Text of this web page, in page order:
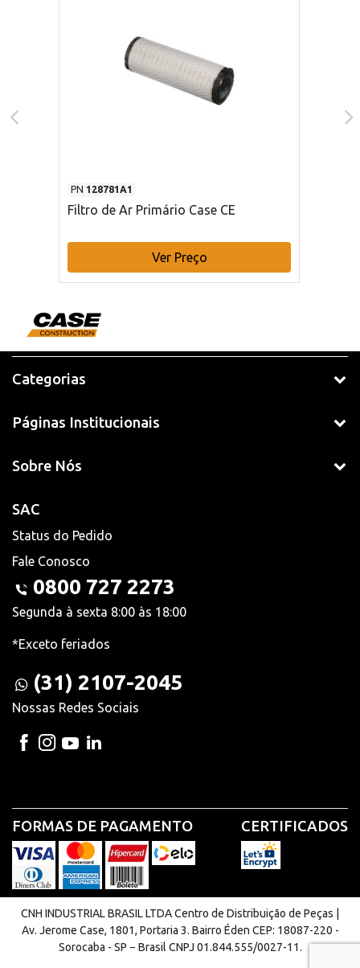
PN 128781A1
Filtro de Ar Primário Case CE
Ver Preço
Categorias
Páginas Institucionais
Sobre Nós
SAC
Status do Pedido
Fale Conosco
0800 727 2273
Segunda à sexta 8:00 às 18:00
*Exceto feriados
(31) 2107-2045
Nossas Redes Sociais
FORMAS DE PAGAMENTO CERTIFICADOS
CNH INDUSTRIAL BRASIL LTDA Centro de Distribuição de Peças |
Av. Jerome Case, 1801, Portaria 3. Bairro Éden CEP: 18087-220 -
Sorocaba - SP − Brasil CNPJ 01.844.555/0027-11.